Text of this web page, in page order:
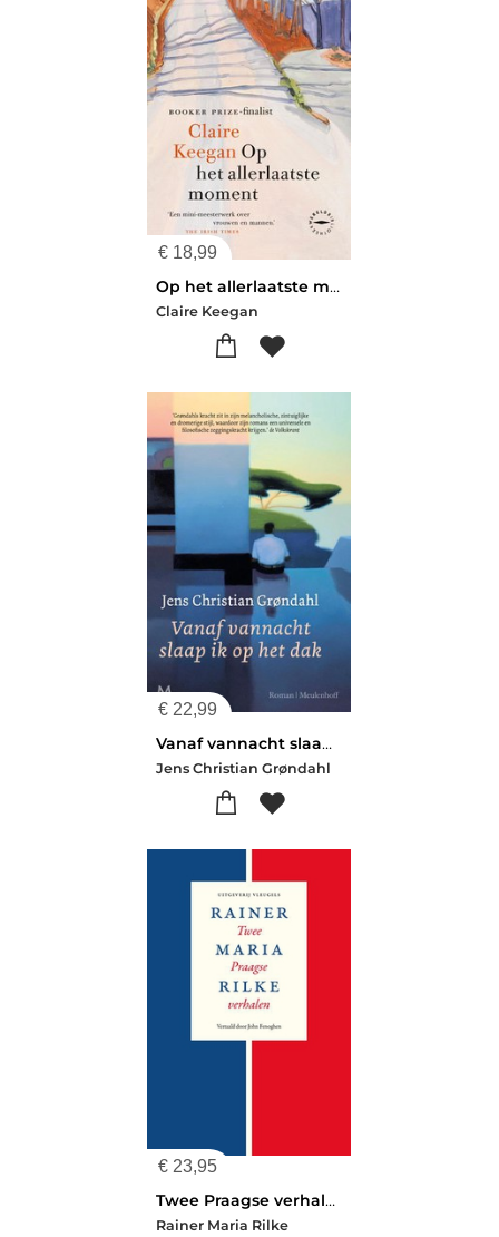
€ 18,99
Op het allerlaatste moment
Claire Keegan
€ 22,99
Vanaf vannacht slaap ik op het dak
Jens Christian Grøndahl
€ 23,95
Twee Praagse verhalen
Rainer Maria Rilke